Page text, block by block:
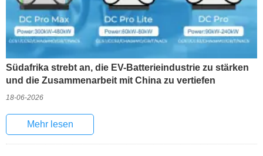
Südafrika strebt an, die EV-Batterieindustrie zu stärken
und die Zusammenarbeit mit China zu vertiefen
18-06-2026
Mehr lesen